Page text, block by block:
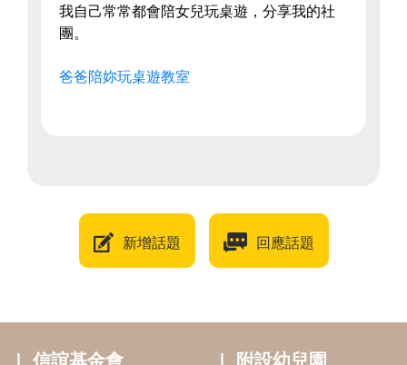
我自己常常都會陪女兒玩桌遊，分享我的社
團。
爸爸陪妳玩桌遊教室
新增話題 回應話題